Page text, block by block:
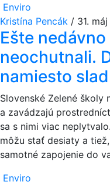
Enviro
Kristína Pencák / 31.
Ešte
neochutnali.
namiesto
Slovenské Zelené školy
a zavádzajú
sa s nimi viac
môžu stať desiaty a
samotné zapojenie do
Enviro